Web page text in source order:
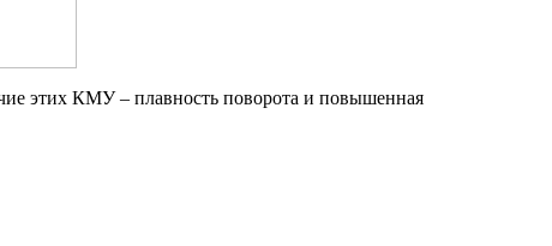
этих КМУ – плавность поворота и повышенная